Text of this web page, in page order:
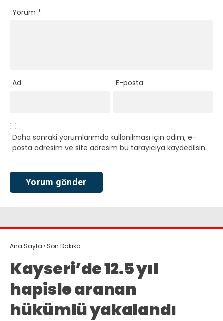
Yorum *
Ad E-posta
Daha sonraki yorumlarımda kullanılması için adım, e-
posta adresim ve site adresim bu tarayıcıya kaydedilsin.
Ana Sayfa › Son Dakika
Kayseri’de 12.5 yıl
hapisle aranan
hükümlü yakalandı